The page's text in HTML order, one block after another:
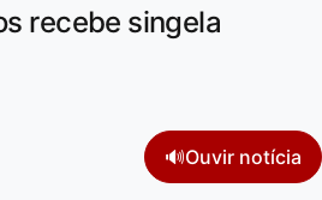
recebe singela
🔊Ouvir notícia